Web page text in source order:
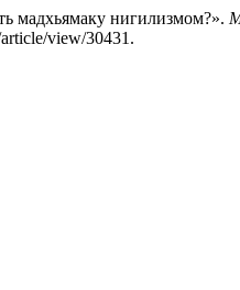
мадхьямаку нигилизмом?».
view/30431.